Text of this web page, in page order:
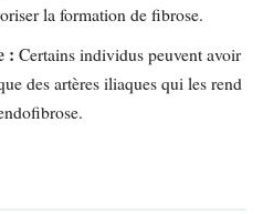
la formation de fibrose.
: Certains individus peuvent avoir
des artères iliaques qui les rend